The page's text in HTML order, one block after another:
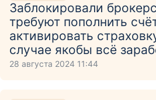
Заблокировали
требуют пополнить
активировать
случае якобы всё
28 августа 2024 11:44